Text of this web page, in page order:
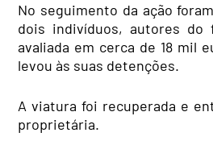
No seguimento da ação
dois indivíduos, autores do
avaliada em cerca de 18 mil
levou às suas detenções.
A viatura foi recuperada e
proprietária.